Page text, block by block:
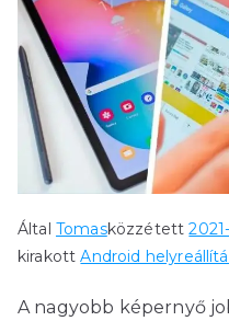
Által Tomasközzétett
kirakottAndroid
A nagyobb képernyő